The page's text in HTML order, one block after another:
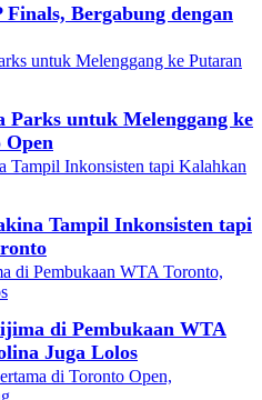
Bergabung dengan
untuk Melenggang ke
Tampil Inkonsisten tapi
di Pembukaan WTA
Juga Lolos